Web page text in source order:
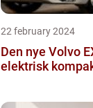
22 february 2024
Den nye Volvo
elektrisk